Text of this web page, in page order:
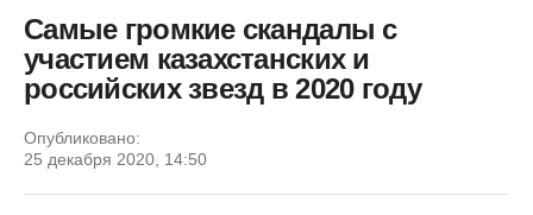
Самые громкие скандалы с
участием казахстанских и
российских звезд в 2020 году
Опубликовано:
25 декабря 2020, 14:50